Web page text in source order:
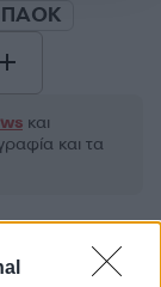
ΠΑΟΚ
και
και τα